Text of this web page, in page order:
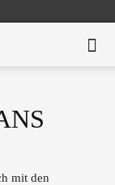
mit den